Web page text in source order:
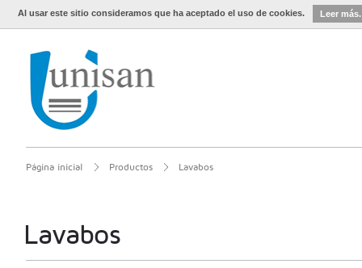
Al usar este sitio consideramos que ha aceptado el uso de cookies. Leer más.
Página inicial Productos Lavabos
Lavabos